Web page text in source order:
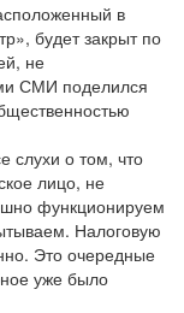
в
будет закрыт по
не
СМИ поделился
слухи о том, что
лицо, не
функционируем
Налоговую
Это очередные
уже было